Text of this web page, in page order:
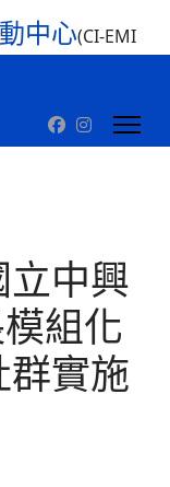
中心(CI-EMI
中興
組化
實施